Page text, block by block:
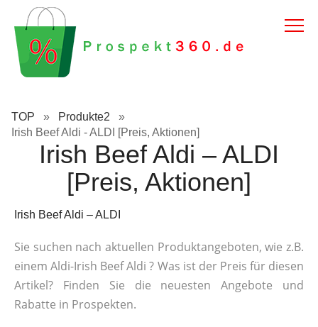
TOP » Produkte2
»
Irish Beef Aldi - ALDI [Preis, Aktionen]
Irish Beef Aldi – ALDI
[Preis, Aktionen]
Irish Beef Aldi – ALDI
Sie suchen nach aktuellen Produktangeboten, wie z.B.
einem Aldi-Irish Beef Aldi ? Was ist der Preis für diesen
Artikel? Finden Sie die neuesten Angebote und
Rabatte in Prospekten.